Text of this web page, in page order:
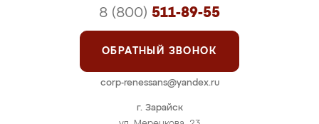
г. Зарайск
8 (800) 511-89-55
ОБРАТНЫЙ ЗВОНОК
corp-renessans@yandex.ru